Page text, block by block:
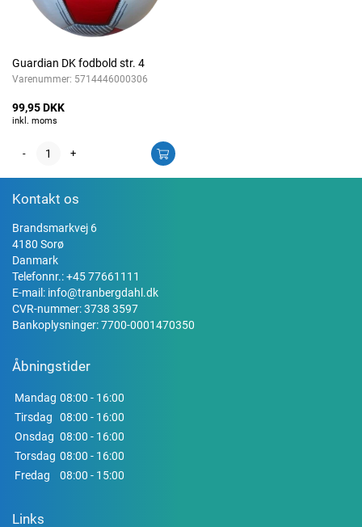
Guardian DK fodbold str. 4
Varenummer: 5714446000306
99,95 DKK
inkl. moms
- +
Kontakt os
Brandsmarkvej 6
4180 Sorø
Danmark
Telefonnr.:+45 77661111
E-mail: info@tranbergdahl.dk
CVR-nummer: 3738 3597
Bankoplysninger: 7700-0001470350
Åbningstider
Mandag 08:00 - 16:00
Tirsdag
08:00 - 16:00
Onsdag 08:00 - 16:00
Torsdag 08:00 - 16:00
Fredag
08:00 - 15:00
Links